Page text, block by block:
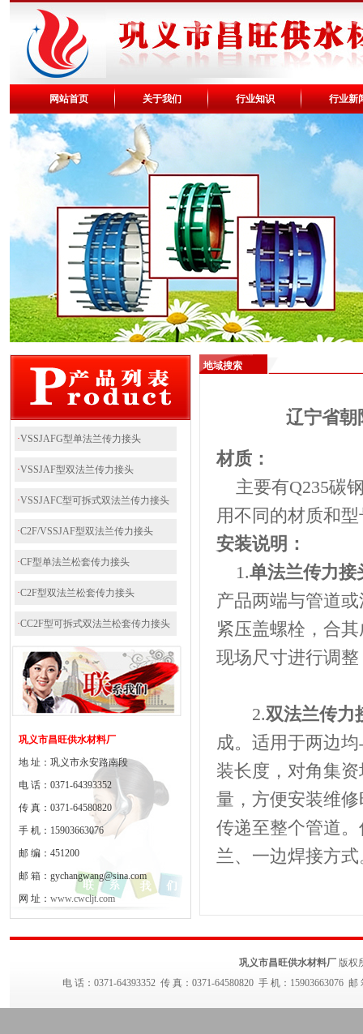
网站首页 关于我们 行业知识 行业新
·VSSJAFG型单法兰传力接头
·VSSJAF型双法兰传力接头
·VSSJAFC型可拆式双法兰传力接头
·C2F/VSSJAF型双法兰传力接头
·CF型单法兰松套传力接头
·C2F型双法兰松套传力接头
·CC2F型可拆式双法兰松套传力接头
巩义市昌旺供水材料厂
地 址：巩义市永安路南段
电 话：0371-64393352
传 真：0371-64580820
手 机：15903663076
邮 编：451200
邮 箱：gychangwang@sina.com
网 址： www.cwcljt.com
地域搜索
辽宁省朝
材质：
主要有Q235碳
用不同的材质和
安装说明：
1.单法兰传力接
产品两端与管道
紧压盖螺栓，合
现场尺寸进行调
2.双法兰传力
成。适用于两边
装长度，对角集
量，方便安装维
传递至整个管道
兰、一边焊接方式
巩义市昌旺供水材料厂 版权
电 话：0371-64393352 传 真：0371-64580820 手 机：15903663076